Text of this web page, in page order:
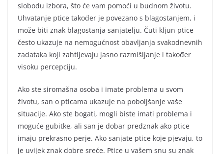
slobodu izbora, što će vam pomoći u budnom životu.
Uhvatanje ptice također je povezano s blagostanjem, i
može biti znak blagostanja sanjatelju. Čuti kljun ptice
često ukazuje na nemogućnost obavljanja svakodnevnih
zadataka koji zahtijevaju jasno razmišljanje i također
visoku percepciju.
Ako ste siromašna osoba i imate problema u svom
životu, san o pticama ukazuje na poboljšanje vaše
situacije. Ako ste bogati, mogli biste imati problema i
moguće gubitke, ali san je dobar predznak ako ptice
imaju prekrasno perje. Ako sanjate ptice koje pjevaju, to
je uvijek znak dobre sreće. Ptice u vašem snu su znak